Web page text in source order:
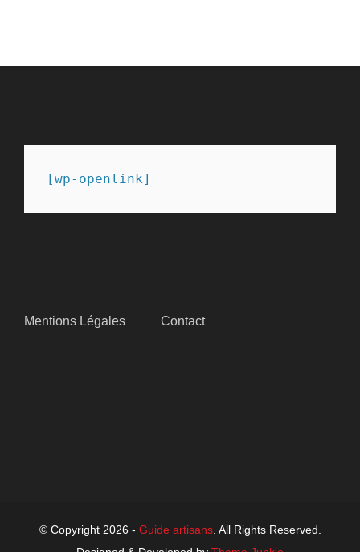
[wp-openlink]
Mentions Légales Contact
© Copyright 2026 - Guide artisans. All Rights Reserved.